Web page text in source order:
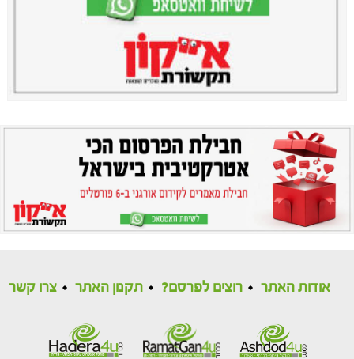
אודות האתר רוצים לפרסם? תקנון האתר צרו קשר